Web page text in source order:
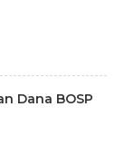
Dana BOSP